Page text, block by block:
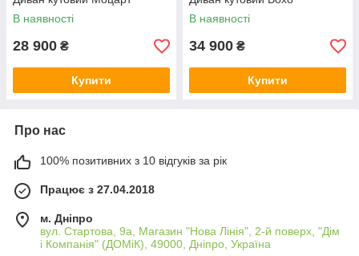
В наявності
28 900 ₴
Купити
В наявності
34 900 ₴
Купити
Про нас
100% позитивних з 10 відгуків за рік
Працює з 27.04.2018
м. Дніпро
вул. Стартова, 9а, Магазин "Нова Лінія", 2-й поверх, "Дім
і Компанія" (ДОМіК), 49000, Дніпро, Україна